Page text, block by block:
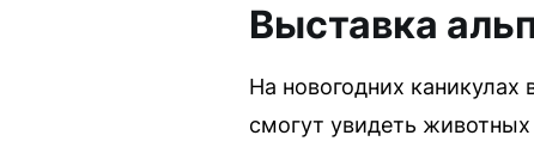
Выставка
На новогодних каникулах
смогут увидеть животных